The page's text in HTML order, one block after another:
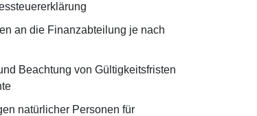
an die Finanzabteilung je nach
Beachtung von Gültigkeitsfristen
natürlicher Personen für